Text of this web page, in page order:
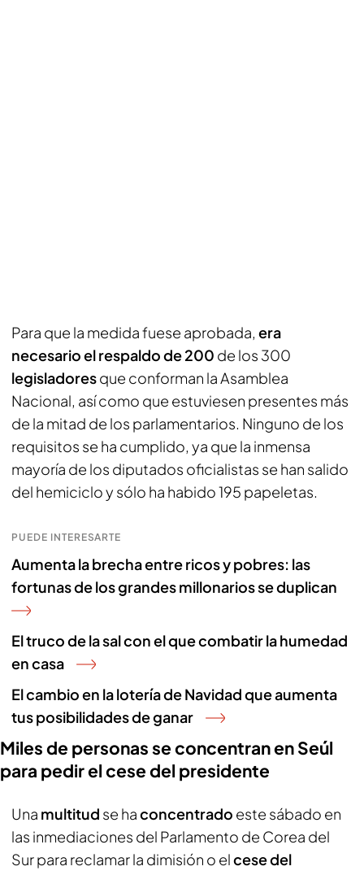
Para que la medida fuese aprobada, era
necesario el respaldo de 200 de los 300
legisladoresque conforman la Asamblea
Nacional, así como que estuviesen presentes más
de la mitad de los parlamentarios. Ninguno de los
requisitos se ha cumplido, ya que la inmensa
mayoría de los diputados oficialistas se han salido
del hemiciclo y sólo ha habido 195 papeletas.
PUEDE INTERESARTE
Aumenta la brecha entre ricos y pobres: las
fortunas de los grandes millonarios se duplican
El truco de la sal con el que combatir la humedad
en casa
El cambio en la lotería de Navidad que aumenta
tus posibilidades de ganar
Miles de personas se concentran en Seúl
para pedir el cese del presidente
Una multitud se haconcentrado este sábado en
las inmediaciones del Parlamento de Corea del
Sur para reclamar la dimisión o elcese del